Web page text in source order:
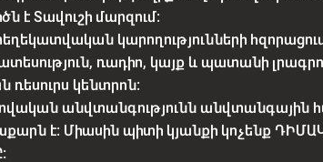
է Տավուշի մարզում:
կարողությունների
ռադիո, կայք և պատանի
ռեսուրս կենտրոն:
անվտանգությունն անվտանգային
է: Միասին պիտի կյանքի կոչենք